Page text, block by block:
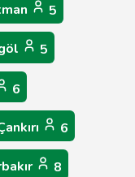
5
5
6
6
8